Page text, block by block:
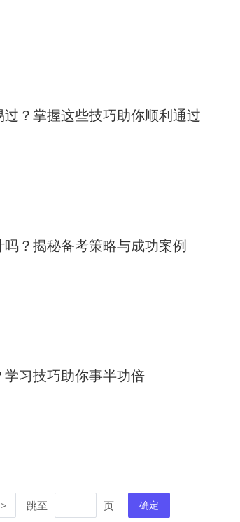
？掌握这些技巧助你顺利通过
？揭秘备考策略与成功案例
习技巧助你事半功倍
> 跳至 页 确定